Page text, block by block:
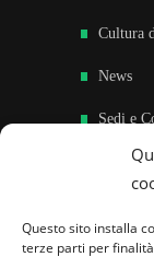
Questo sito installa
terze parti per
Cultura
News
Sedi e
Sostieni